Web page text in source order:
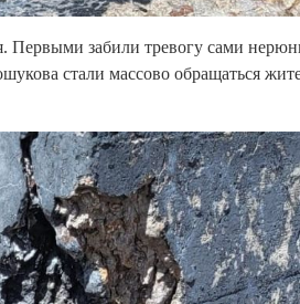
Первыми забили тревогу сами
стали массово обращаться